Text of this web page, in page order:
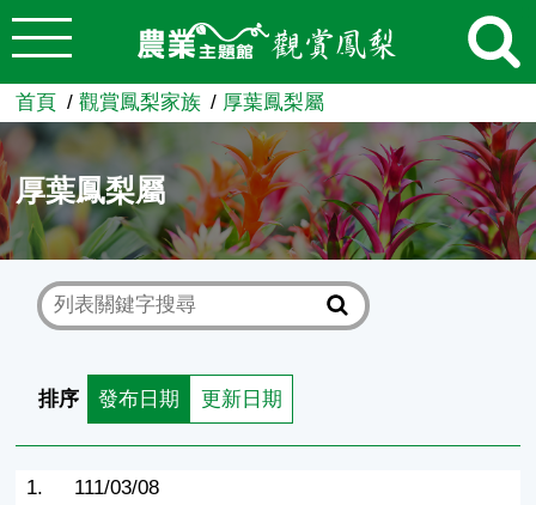
跳到主要內容
農業知識入口網
首頁 觀賞鳳梨家族 厚葉鳳梨屬
厚葉鳳梨屬
排序 發布日期 更新日期
1.
111/03/08